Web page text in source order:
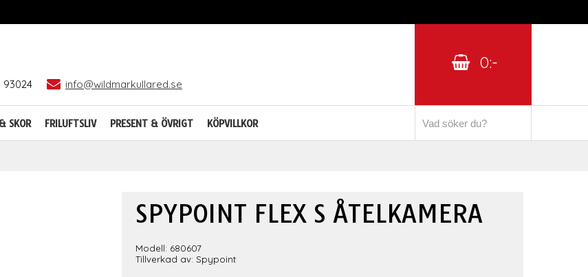
93024 info@wildmarkullared.se
0:-
SKOR FRILUFTSLIV PRESENT & ÖVRIGT KÖPVILLKOR
SPYPOINT FLEX S ÅTELKAMERA
Modell: 680607
Tillverkad av: Spypoint